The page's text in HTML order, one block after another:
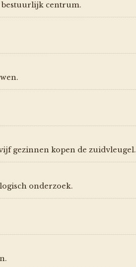
bestuurlijk centrum.
gezinnen kopen de zuidvleugel.
onderzoek.